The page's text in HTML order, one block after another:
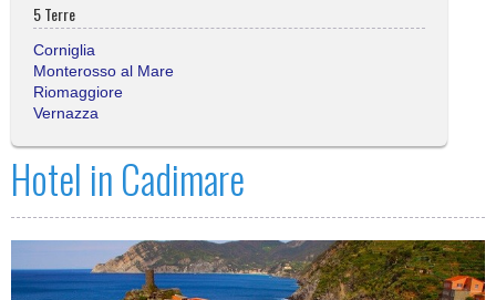
5 Terre
Corniglia
Monterosso al Mare
Riomaggiore
Vernazza
Hotel in Cadimare